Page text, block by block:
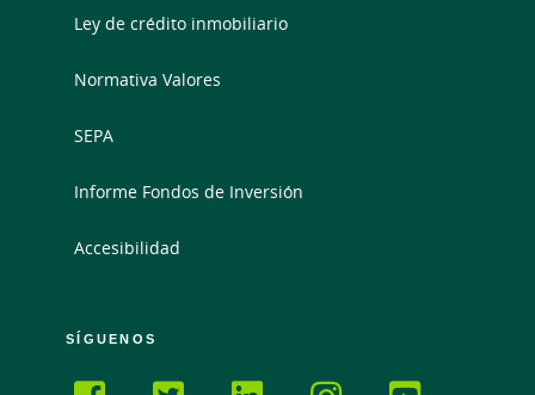
Ley de crédito inmobiliario
Normativa Valores
SEPA
Informe Fondos de Inversión
Accesibilidad
SÍGUENOS